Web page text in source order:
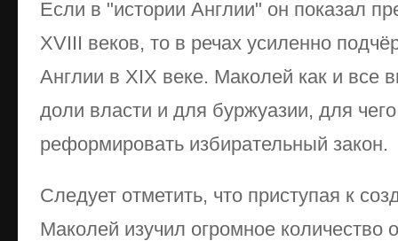
Если в "истории Англии" он показал
XVIII веков, то в речах усиленно
Англии в XIX веке. Маколей как и все
доли власти и для буржуазии, для
реформировать избирательный закон.
Следует отметить, что приступая к
Маколей изучил огромное количество